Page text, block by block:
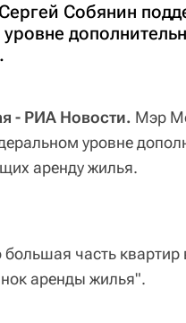
Собянин
- РИА Новости. Мэр
уровне
аренду жилья.
большая часть
аренды жилья".